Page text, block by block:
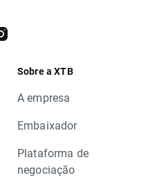
Sobre a XTB
A empresa
Embaixador
Plataforma de
negociação